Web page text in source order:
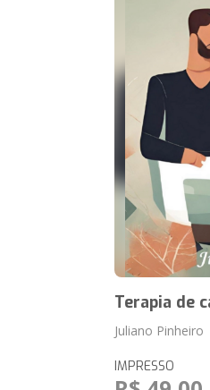
Terapia de
Juliano Pinheiro
IMPRESSO